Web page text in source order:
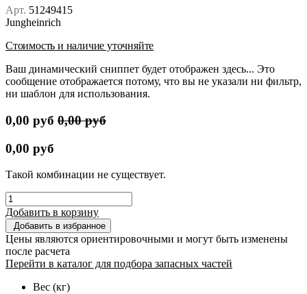
Арт. 51249415
Jungheinrich
Стоимость и наличие уточняйте
Ваш динамический сниппет будет отображен здесь... Это
сообщение отображается потому, что вы не указали ни фильтр,
ни шаблон для использования.
0,00 руб 0,00руб
0,00 руб
Такой комбинации не существует.
Добавить в корзину
Добавить в избранное
Цены являются ориентировочными и могут быть изменены
после расчета
Перейти в каталог для подбора запасных частей
Вес (кг)